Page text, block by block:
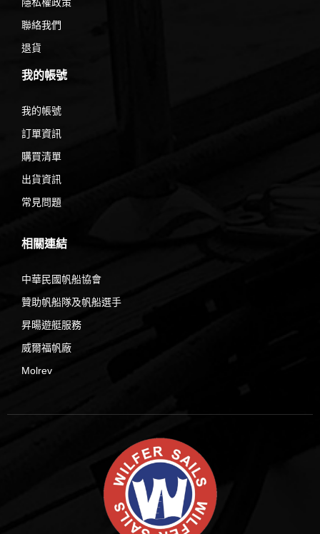
聯絡我們
退貨
我的帳號
我的帳號
訂單資訊
購買清單
出貨資訊
常見問題
相關連結
中華民國帆船協會
贊助帆船隊及帆船選手
昇暘遊艇服務
威爾福帆廠
Molrev